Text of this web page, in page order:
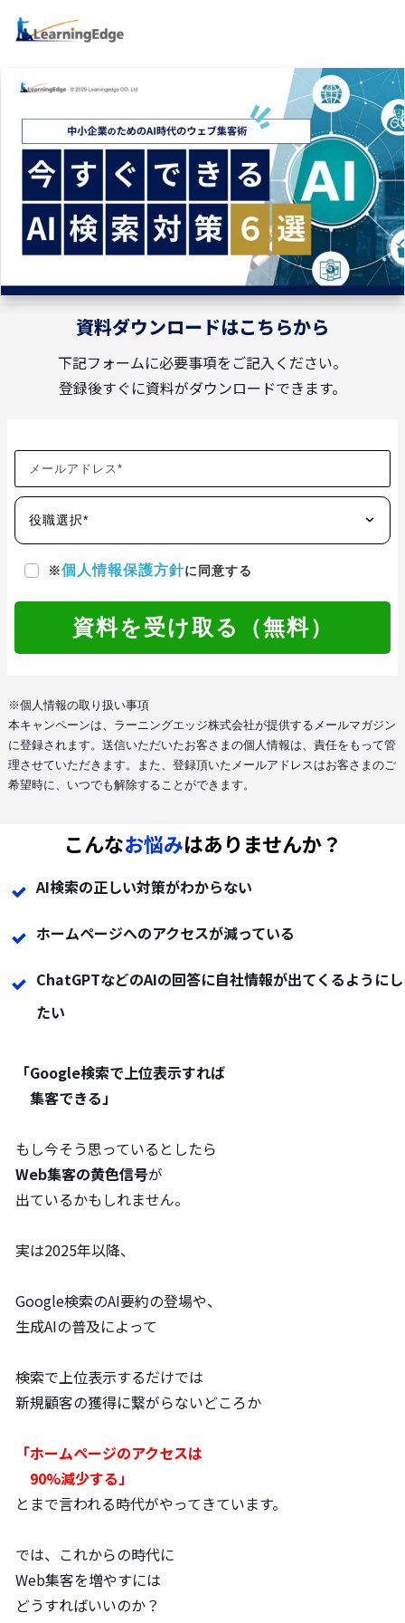
資料ダウンロードはこちらから
下記フォームに必要事項をご記入ください。
登録後すぐに資料がダウンロードできます。
役職選択*
※個人情報保護方針に同意する
資料を受け取る（無料）
※個人情報の取り扱い事項
本キャンペーンは、ラーニングエッジ株式会社が提供するメールマガジン
に登録されます。送信いただいたお客さまの個人情報は、責任をもって管
理させていただきます。また、登録頂いたメールアドレスはお客さまのご
希望時に、いつでも解除することができます。
こんなお悩みはありませんか？
AI検索の正しい対策がわからない
ホームページへのアクセスが減っている
ChatGPTなどのAIの回答に自社情報が出てくるようにし
たい
「Google検索で上位表示すれば
集客できる」
もし今そう思っているとしたら
Web集客の黄色信号が
出ているかもしれません。
実は2025年以降、
Google検索のAI要約の登場や、
生成AIの普及によって
検索で上位表示するだけでは
新規顧客の獲得に繋がらないどころか
「ホームページのアクセスは
90%減少する」
とまで言われる時代がやってきています。
では、これからの時代に
Web集客を増やすには
どうすればいいのか？